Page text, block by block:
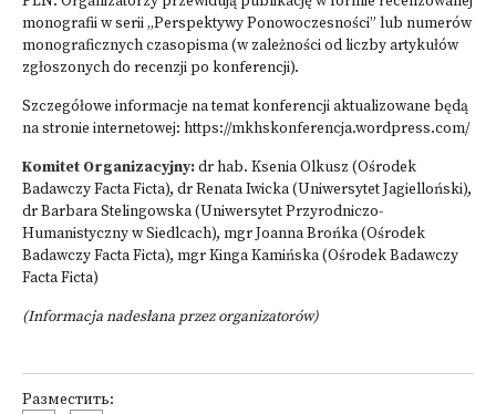
monografii w serii „Perspektywy Ponowoczesności” lub numerów
monograficznych czasopisma (w zależności od liczby artykułów
zgłoszonych do recenzji po konferencji).
Szczegółowe informacje na temat konferencji aktualizowane będą
na stronie internetowej: https://mkhskonferencja.wordpress.com/
Komitet Organizacyjny:dr hab. Ksenia Olkusz (Ośrodek
Badawczy Facta Ficta), dr Renata Iwicka (Uniwersytet Jagielloński),
dr Barbara Stelingowska (Uniwersytet Przyrodniczo-
Humanistyczny w Siedlcach), mgr Joanna Brońka (Ośrodek
Badawczy Facta Ficta), mgr Kinga Kamińska (Ośrodek Badawczy
Facta Ficta)
(Informacja nadesłana przez organizatorów)
Разместить: